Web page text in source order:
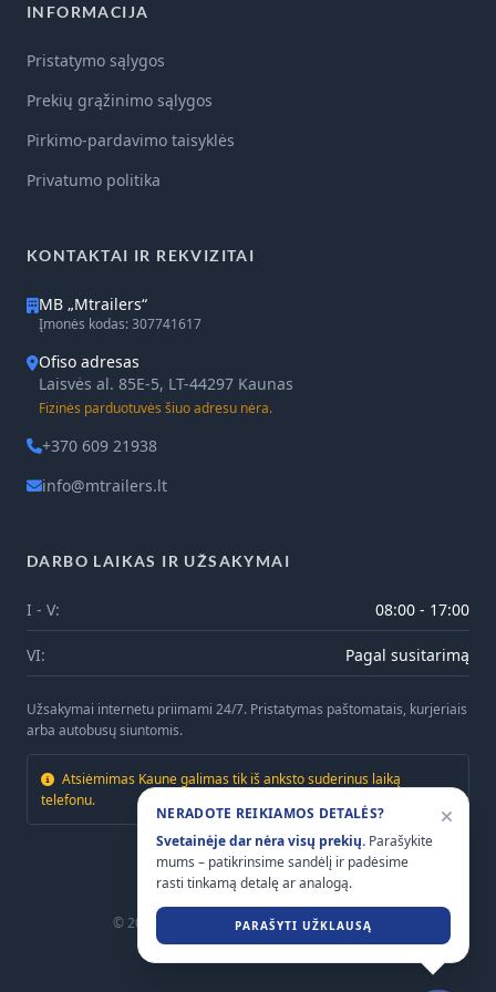
INFORMACIJA
Pristatymo sąlygos
Prekių grąžinimo sąlygos
Pirkimo-pardavimo taisyklės
Privatumo politika
KONTAKTAI IR REKVIZITAI
MB „Mtrailers“
Įmonės kodas: 307741617
Ofiso adresas
Laisvės al. 85E-5, LT-44297 Kaunas
Fizinės parduotuvės šiuo adresu nėra.
+370 609 21938
info@mtrailers.lt
DARBO LAIKAS IR UŽSAKYMAI
I - V: 08:00 - 17:00
VI: Pagal susitarimą
Užsakymai internetu priimami 24/7. Pristatymas paštomatais, kurjeriais
arba autobusų siuntomis.
Atsiėmimas Kaune galimas tik iš anksto suderinus laiką
telefonu.
© 2026 . Visos teisės saugomos.
NERADOTE REIKIAMOS DETALĖS?
Svetainėje dar nėra visų prekių. Parašykite
mums – patikrinsime sandėlį ir padėsime
rasti tinkamą detalę ar analogą.
PARAŠYTI UŽKLAUSĄ